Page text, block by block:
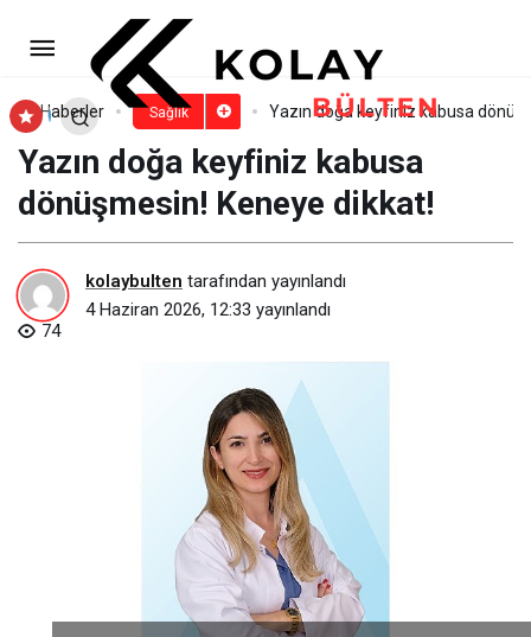
Haberler Sağlık Yazın doğa keyfiniz kabusa
Yazın doğa keyfiniz kabusa
dönüşmesin! Keneye dikkat!
kolaybulten tarafından yayınlandı
4 Haziran 2026, 12:33 yayınlandı
74
“Beyin Tümörü Sonrası Kaç Yıl
Yaşarım?” Sorusu Artık Değişiyor
Yorum Yap Paylaş